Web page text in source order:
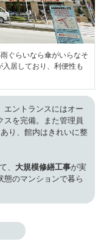
ぐらいなら傘がいらなそ
居しており、利便性も
エントランスにはオー
スを完備。また管理員
り、館内はきれいに整
、 大規模修繕工事が実
態のマンションで暮ら